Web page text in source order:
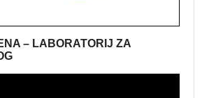
– LABORATORIJ ZA